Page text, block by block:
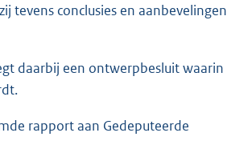
tevens conclusies en aanbevelingen
daarbij een ontwerpbesluit waarin
rapport aan Gedeputeerde